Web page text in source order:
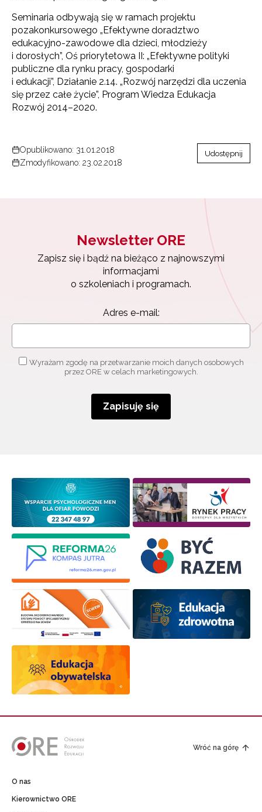
Seminaria odbywają się w ramach projektu
pozakonkursowego „Efektywne doradztwo
edukacyjno-zawodowe dla dzieci, młodzieży
i dorosłych”, Oś priorytetowa II: „Efektywne polityki
publiczne dla rynku pracy, gospodarki
i edukacji”, Działanie 2.14. „Rozwój narzędzi dla uczenia
się przez całe życie”, Program Wiedza Edukacja
Rozwój 2014–2020.
Opublikowano: 31.01.2018
Zmodyfikowano: 23.02.2018
Udostępnij
Newsletter ORE
Zapisz się i bądź na bieżąco z najnowszymi
informacjami
o szkoleniach i programach.
Adres e-mail:
Wyrażam zgodę na przetwarzanie moich danych osobowych
przez ORE w celach marketingowych.
Zapisuję się
Wróć na górę
O nas
Kierownictwo ORE
Newsletter ORE
o szkoleniach i programach.